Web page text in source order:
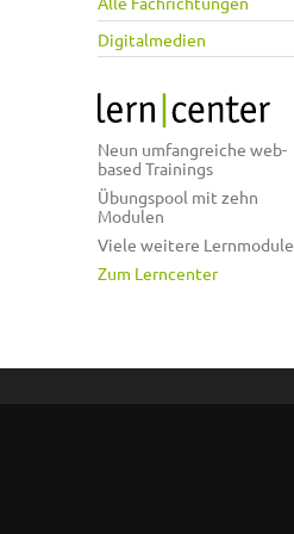
Digitalmedien
Neun umfangreiche web-
based Trainings
Übungspool mit zehn
Modulen
Viele weitere Lernmodule
Zum Lerncenter